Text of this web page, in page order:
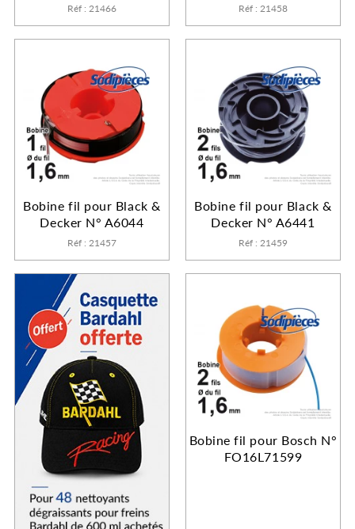
Réf : 21466 Réf : 21458
Bobine fil pour Black &
Decker N° A6044
Réf : 21457
Bobine fil pour Black &
Decker N° A6441
Réf : 21459
Bobine fil pour Bosch N°
FO16L71599